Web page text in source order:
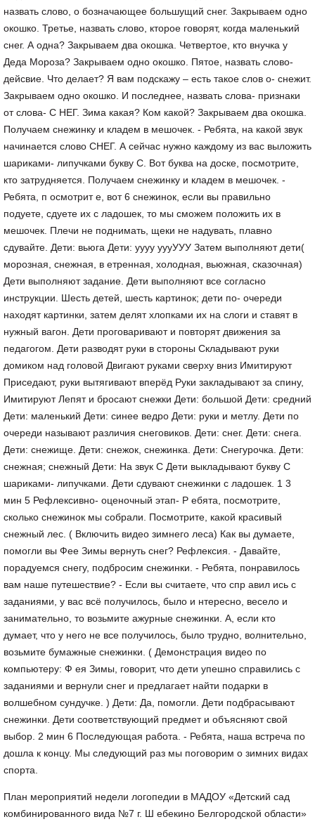
назвать слово, о бозначающее большущий снег. Закрываем одно
окошко. Третье, назвать слово, кторое говорят, когда маленький
снег. А одна? Закрываем два окошка. Четвертое, кто внучка у
Деда Мороза? Закрываем одно окошко. Пятое, назвать слово-
дейсвие. Что делает? Я вам подскажу – есть такое слов о- снежит.
Закрываем одно окошко. И последнее, назвать слова- признаки
от слова- С НЕГ. Зима какая? Ком какой? Закрываем два окошка.
Получаем снежинку и кладем в мешочек. - Ребята, на какой звук
начинается слово СНЕГ. А сейчас нужно каждому из вас выложить
шариками- липучками букву С. Вот буква на доске, посмотрите,
кто затрудняется. Получаем снежинку и кладем в мешочек. -
Ребята, п осмотрит е, вот 6 снежинок, если вы правильно
подуете, сдуете их с ладошек, то мы сможем положить их в
мешочек. Плечи не поднимать, щеки не надувать, плавно
сдувайте. Дети: вьюга Дети: уууу уууУУУ Затем выполняют дети(
морозная, снежная, в етренная, холодная, вьюжная, сказочная)
Дети выполняют задание. Дети выполняют все согласно
инструкции. Шесть детей, шесть картинок; дети по- очереди
находят картинки, затем делят хлопками их на слоги и ставят в
нужный вагон. Дети проговаривают и повторят движения за
педагогом. Дети разводят руки в стороны Складывают руки
домиком над головой Двигают руками сверху вниз Имитируют
Приседают, руки вытягивают вперёд Руки закладывают за спину,
Имитируют Лепят и бросают снежки Дети: большой Дети: средний
Дети: маленький Дети: синее ведро Дети: руки и метлу. Дети по
очереди называют различия снеговиков. Дети: снег. Дети: снега.
Дети: снежище. Дети: снежок, снежинка. Дети: Снегурочка. Дети:
снежная; снежный Дети: На звук С Дети выкладывают букву С
шариками- липучками. Дети сдувают снежинки с ладошек. 1 3
мин 5 Рефлексивно- оценочный этап- Р ебята, посмотрите,
сколько снежинок мы собрали. Посмотрите, какой красивый
снежный лес. ( Включить видео зимнего леса) Как вы думаете,
помогли вы Фее Зимы вернуть снег? Рефлексия. - Давайте,
порадуемся снегу, подбросим снежинки. - Ребята, понравилось
вам наше путешествие? - Если вы считаете, что спр авил ись с
заданиями, у вас всё получилось, было и нтересно, весело и
занимательно, то возьмите ажурные снежинки. А, если кто
думает, что у него не все получилось, было трудно, волнительно,
возьмите бумажные снежинки. ( Демонстрация видео по
компьютеру: Ф ея Зимы, говорит, что дети упешно справились с
заданиями и вернули снег и предлагает найти подарки в
волшебном сундучке. ) Дети: Да, помогли. Дети подбрасывают
снежинки. Дети соответствующий предмет и объясняют свой
выбор. 2 мин 6 Последующая работа. - Ребята, наша встреча по
дошла к концу. Мы следующий раз мы поговорим о зимних видах
спорта.
План мероприятий недели логопедии в МАДОУ «Детский сад
комбинированного вида №7 г. Ш ебекино Белгородской области»